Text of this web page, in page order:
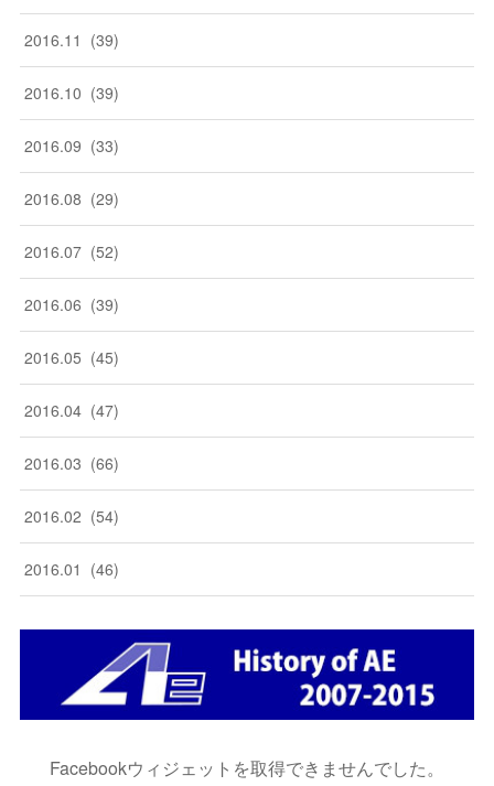
2016.11 (39)
2016.10 (39)
2016.09 (33)
2016.08 (29)
2016.07 (52)
2016.06 (39)
2016.05 (45)
2016.04 (47)
2016.03 (66)
2016.02 (54)
2016.01 (46)
Facebookウィジェットを取得できませんでした。